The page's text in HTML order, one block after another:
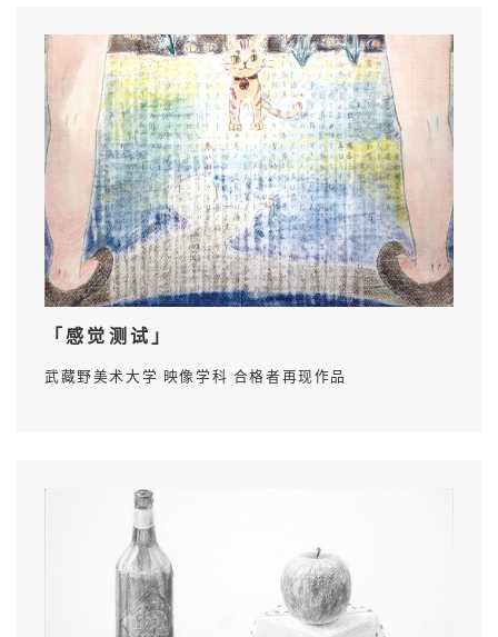
「感觉测试」
武藏野美术大学 映像学科 合格者再现作品